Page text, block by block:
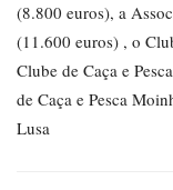
(8.800 euros), a
(11.600 euros) , o
Clube de Caça e
de Caça e Pesca
Lusa